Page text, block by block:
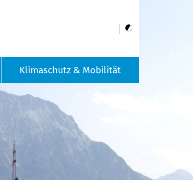
Klimaschutz & Mobilität